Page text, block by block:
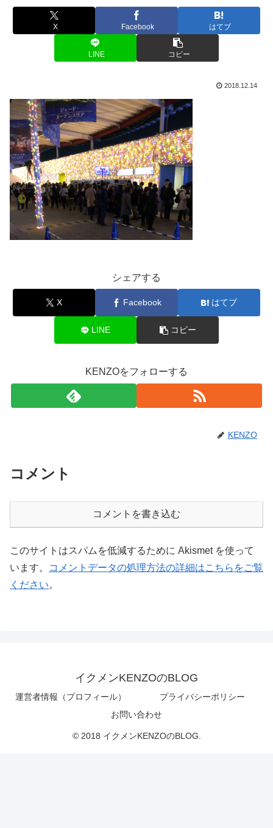
X Facebook はてブ
LINE コピー
2018.12.14
シェアする
X Facebook はてブ
LINE コピー
KENZOをフォローする
KENZO
コメント
コメントを書き込む
このサイトはスパムを低減するために Akismet を使って
います。
コメントデータの処理方法の詳細はこちらをご覧
ください。
イクメンKENZOのBLOG
運営者情報（プロフィール）
プライバシーポリシー
お問い合わせ
© 2018 イクメンKENZOのBLOG.